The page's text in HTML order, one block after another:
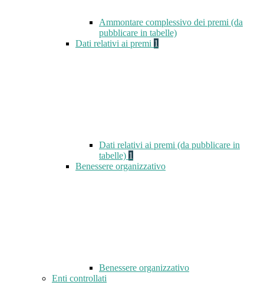
Ammontare complessivo dei premi (da
pubblicare in tabelle)
Dati relativi ai premi 1
Dati relativi ai premi (da pubblicare in
tabelle) 1
Benessere organizzativo
Benessere organizzativo
Enti controllati